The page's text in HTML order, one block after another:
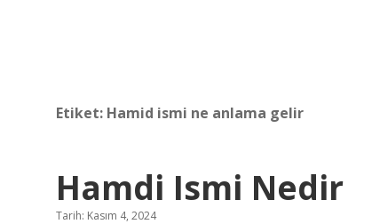
Etiket: Hamid ismi ne anlama gelir
Hamdi Ismi Nedir
Tarih: Kasım 4, 2024